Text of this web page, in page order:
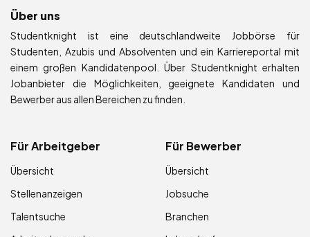
Über uns
Studentknight ist eine deutschlandweite Jobbörse für
Studenten, Azubis und Absolventen und ein Karriereportal mit
einem großen Kandidatenpool. Über Studentknight erhalten
Jobanbieter die Möglichkeiten, geeignete Kandidaten und
Bewerber aus allen Bereichen zu finden.
Für Arbeitgeber
Übersicht
Stellenanzeigen
Talentsuche
Für Bewerber
Übersicht
Jobsuche
Branchen